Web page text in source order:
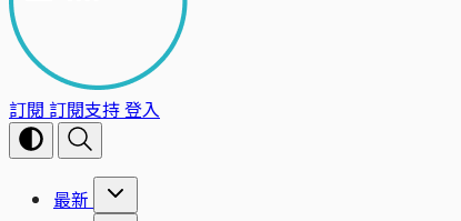
訂閱 訂閱支持登入
最新